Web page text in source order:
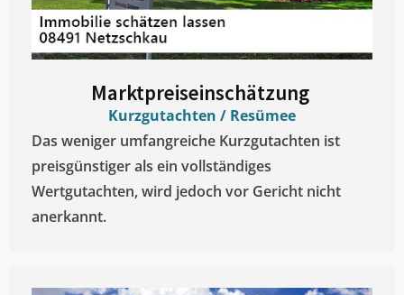
Marktpreiseinschätzung ​
Kurzgutachten / Resümee
Das weniger umfangreiche Kurzgutachten ist
preisgünstiger als ein vollständiges
Wertgutachten, wird jedoch vor Gericht nicht
anerkannt.